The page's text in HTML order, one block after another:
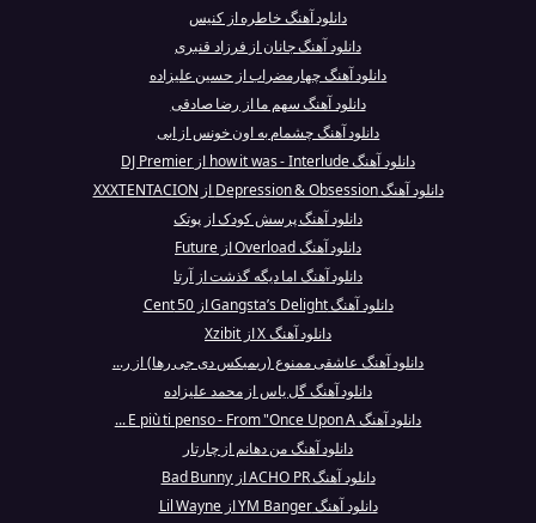
دانلود آهنگ خاطره از کنیس
دانلود آهنگ جانان از فرزاد قنبری
دانلود آهنگ چهارمضراب از حسین علیزاده
دانلود آهنگ سهم ما از رضا صادقی
دانلود آهنگ چشمام به اون خونس از ابی
دانلود آهنگ how it was - Interlude از DJ Premier
دانلود آهنگ Depression & Obsession از XXXTENTACION
دانلود آهنگ پرسش کودک از پوتک
دانلود آهنگ Overload از Future
دانلود آهنگ اما دیگه گذشت از آرتا
دانلود آهنگ Gangsta’s Delight از 50 Cent
دانلود آهنگ X از Xzibit
دانلود آهنگ عاشقی ممنوع (ریمیکس دی جی رها) از ر...
دانلود آهنگ گل یاس از محمد علیزاده
دانلود آهنگ E più ti penso - From "Once Upon A ...
دانلود آهنگ من دهانم از چارتار
دانلود آهنگ ACHO PR از Bad Bunny
دانلود آهنگ YM Banger از Lil Wayne